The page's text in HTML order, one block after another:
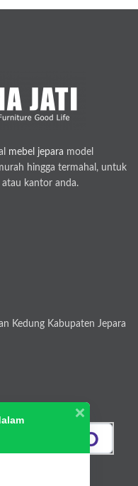
mebel jepara model
hingga termahal, untuk
kantor anda.
Kedung Kabupaten Jepara